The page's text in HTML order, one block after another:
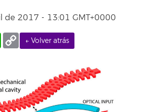
de 2017 - 13:01 GMT+0000
← Volver atrás
WhatsApp
Copy
Link